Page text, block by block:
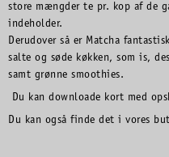
store mængder te pr. kop af de
indeholder.
Derudover så er Matcha
salte og søde køkken, som is,
samt grønne smoothies.
Du kan downloade kort med
Du kan også finde det i vores